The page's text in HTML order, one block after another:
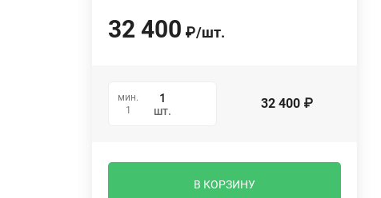
32 400 ₽/шт.
мин.
1
шт. 32 400 ₽
В КОРЗИНУ